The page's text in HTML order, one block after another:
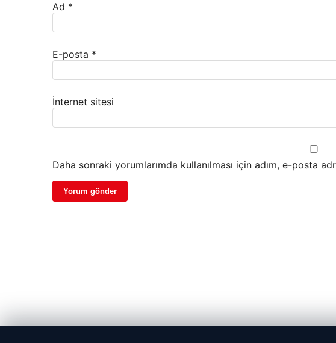
Ad *
E-posta *
İnternet sitesi
Daha sonraki yorumlarımda kullanılması için adım, e-posta